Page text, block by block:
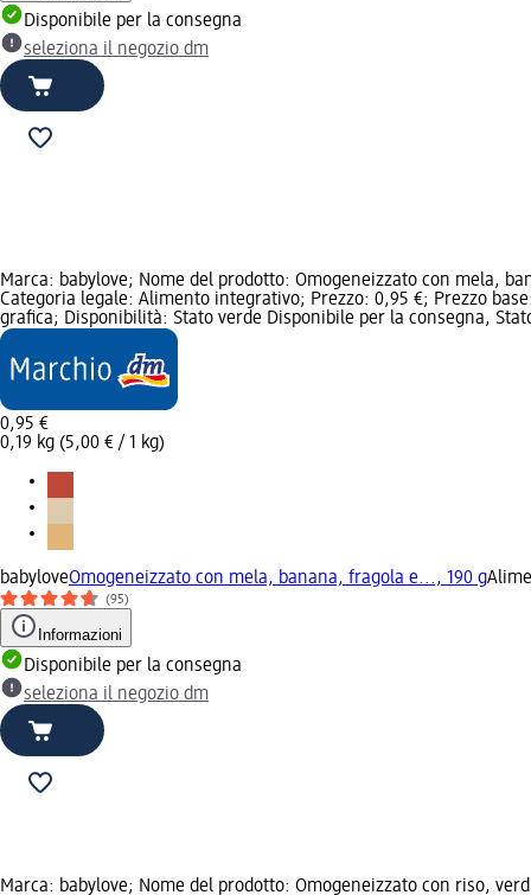
Disponibile per la consegna
seleziona il negozio dm
Marca: babylove; Nome del prodotto: Omogeneizzato con mela,
Categoria legale: Alimento integrativo; Prezzo: 0,95 €; Prezzo
grafica; Disponibilità: Stato verde Disponibile per la consegna,
0,95 €
0,19 kg (5,00 € / 1 kg)
babyloveOmogeneizzato con mela, banana, fragola e..., 190 g
(95)
Informazioni
Disponibile per la consegna
seleziona il negozio dm
Marca: babylove; Nome del prodotto: Omogeneizzato con riso,